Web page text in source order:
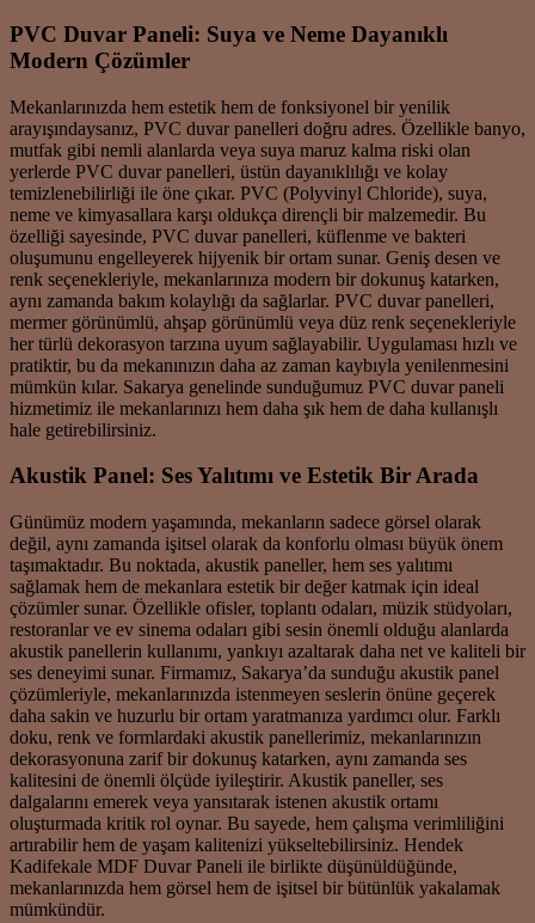
PVC Duvar Paneli: Suya ve Neme Dayanıklı
Modern Çözümler
Mekanlarınızda hem estetik hem de fonksiyonel bir yenilik
arayışındaysanız, PVC duvar panelleri doğru adres. Özellikle banyo,
mutfak gibi nemli alanlarda veya suya maruz kalma riski olan
yerlerde PVC duvar panelleri, üstün dayanıklılığı ve kolay
temizlenebilirliği ile öne çıkar. PVC (Polyvinyl Chloride), suya,
neme ve kimyasallara karşı oldukça dirençli bir malzemedir. Bu
özelliği sayesinde, PVC duvar panelleri, küflenme ve bakteri
oluşumunu engelleyerek hijyenik bir ortam sunar. Geniş desen ve
renk seçenekleriyle, mekanlarınıza modern bir dokunuş katarken,
aynı zamanda bakım kolaylığı da sağlarlar. PVC duvar panelleri,
mermer görünümlü, ahşap görünümlü veya düz renk seçenekleriyle
her türlü dekorasyon tarzına uyum sağlayabilir. Uygulaması hızlı ve
pratiktir, bu da mekanınızın daha az zaman kaybıyla yenilenmesini
mümkün kılar. Sakarya genelinde sunduğumuz PVC duvar paneli
hizmetimiz ile mekanlarınızı hem daha şık hem de daha kullanışlı
hale getirebilirsiniz.
Akustik Panel: Ses Yalıtımı ve Estetik Bir Arada
Günümüz modern yaşamında, mekanların sadece görsel olarak
değil, aynı zamanda işitsel olarak da konforlu olması büyük önem
taşımaktadır. Bu noktada, akustik paneller, hem ses yalıtımı
sağlamak hem de mekanlara estetik bir değer katmak için ideal
çözümler sunar. Özellikle ofisler, toplantı odaları, müzik stüdyoları,
restoranlar ve ev sinema odaları gibi sesin önemli olduğu alanlarda
akustik panellerin kullanımı, yankıyı azaltarak daha net ve kaliteli bir
ses deneyimi sunar. Firmamız, Sakarya’da sunduğu akustik panel
çözümleriyle, mekanlarınızda istenmeyen seslerin önüne geçerek
daha sakin ve huzurlu bir ortam yaratmanıza yardımcı olur. Farklı
doku, renk ve formlardaki akustik panellerimiz, mekanlarınızın
dekorasyonuna zarif bir dokunuş katarken, aynı zamanda ses
kalitesini de önemli ölçüde iyileştirir. Akustik paneller, ses
dalgalarını emerek veya yansıtarak istenen akustik ortamı
oluşturmada kritik rol oynar. Bu sayede, hem çalışma verimliliğini
artırabilir hem de yaşam kalitenizi yükseltebilirsiniz. Hendek
Kadifekale MDF Duvar Paneli ile birlikte düşünüldüğünde,
mekanlarınızda hem görsel hem de işitsel bir bütünlük yakalamak
mümkündür.